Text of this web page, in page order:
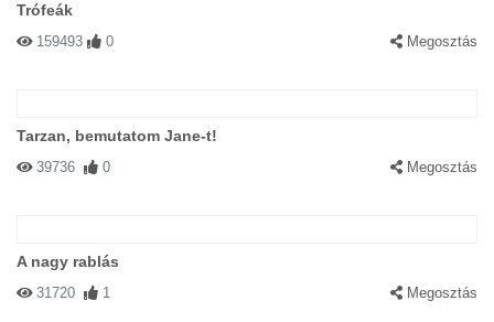
Trófeák
159493 0 Megosztás
Tarzan, bemutatom Jane-t!
39736 0 Megosztás
A nagy rablás
31720 1 Megosztás